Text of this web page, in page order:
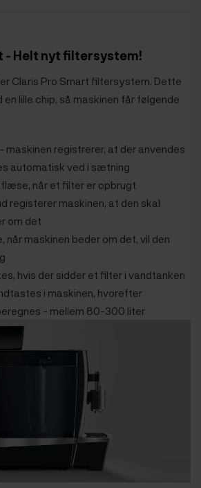
- Helt nyt filtersystem!
Claris Pro Smart filtersystem. Dette
lille chip, så maskinen får følgende
maskinen registrerer, at der anvendes
automatisk ved i sætning
når et filter er opbrugt
registerer maskinen, at den skal
om det
maskinen beder om det, vil den
hvis der sidder et filter i vandtanken
i maskinen, hvorefter
- mellem 80-300 liter